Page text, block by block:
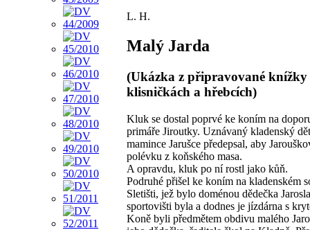
L. H.
Malý Jarda
(Ukázka z připravované knížky
klisničkách a hřebcích)
Kluk se dostal poprvé ke koním na
primáře Jiroutky. Uznávaný kladenský
mamince Jarušce předepsal, aby
polévku z koňského masa.
A opravdu, kluk po ní rostl jako kůň.
Podruhé přišel ke koním na kladenském
Sletišti, jež bylo doménou dědečka
sportovišti byla a dodnes je jízdárna s
Koně byli předmětem obdivu malého